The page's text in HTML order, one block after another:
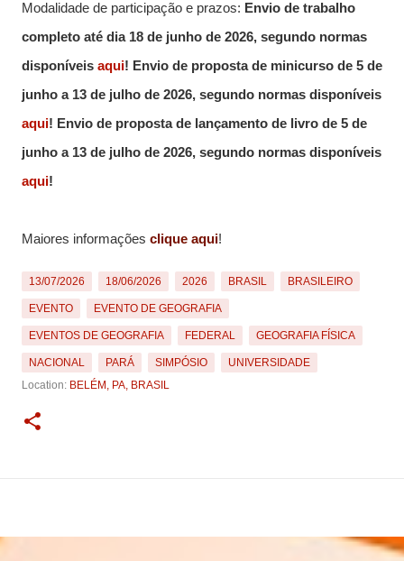
Modalidade de participação e prazos: Envio de trabalho
completo até dia 18 de junho de 2026, segundo normas
disponíveis aqui! Envio de proposta de minicurso de 5 de
junho a 13 de julho de 2026, segundo normas disponíveis
aqui! Envio de proposta de lançamento de livro de 5 de
junho a 13 de julho de 2026, segundo normas disponíveis
aqui!
Maiores informações clique aqui!
13/07/2026 18/06/2026 2026 BRASIL BRASILEIRO
EVENTO EVENTO DE GEOGRAFIA
EVENTOS DE GEOGRAFIA FEDERAL GEOGRAFIA FÍSICA
NACIONAL PARÁ SIMPÓSIO
UNIVERSIDADE
Location: BELÉM, PA, BRASIL